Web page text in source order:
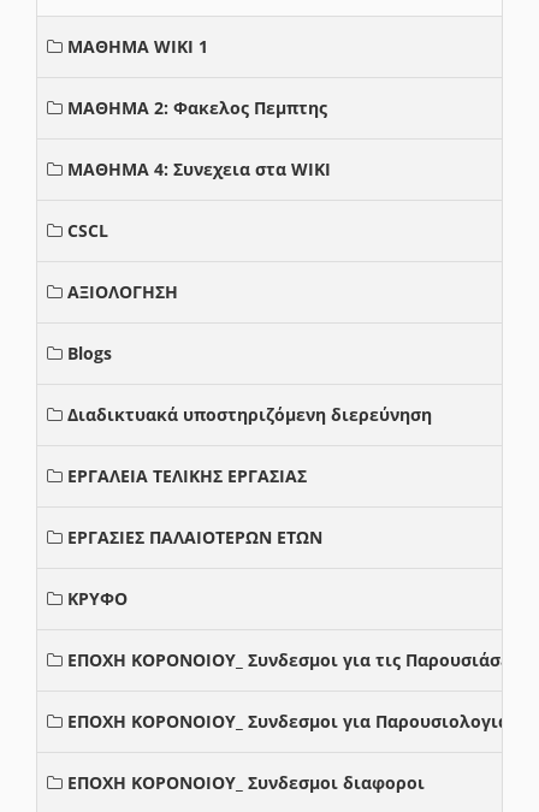
ΜΑΘΗΜΑ WIKI 1
ΜΑΘΗΜΑ 2: Φακελος Πεμπτης
ΜΑΘΗΜΑ 4: Συνεχεια στα WIKI
CSCL
ΑΞΙΟΛΟΓΗΣΗ
Blogs
Διαδικτυακά υποστηριζόμενη διερεύνηση
ΕΡΓΑΛΕΙΑ ΤΕΛΙΚΗΣ ΕΡΓΑΣΙΑΣ
ΕΡΓΑΣΙΕΣ ΠΑΛΑΙΟΤΕΡΩΝ ΕΤΩΝ
ΚΡΥΦΟ
ΕΠΟΧΗ ΚΟΡΟΝΟΙΟΥ_ Συνδεσμοι για τις Παρουσιάσεις
ΕΠΟΧΗ ΚΟΡΟΝΟΙΟΥ_ Συνδεσμοι για Παρουσιολογια
ΕΠΟΧΗ ΚΟΡΟΝΟΙΟΥ_ Συνδεσμοι διαφοροι